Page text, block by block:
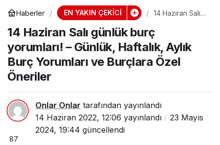
Haberler EN YAKIN ÇEKİCİ
14 Haziran Salı
yorumları! –
Günlük, Haftalık,
Aylık Burç
Yorumları ve
Burçlara Özel
14 Haziran Salı günlük burç
yorumları! – Günlük, Haftalık, Aylık
Burç Yorumları ve Burçlara Özel
Öneriler
Onlar Onlar tarafından yayınlandı
14 Haziran 2022, 12:06 yayınlandı
23 Mayıs
2024, 19:44 güncellendi
87